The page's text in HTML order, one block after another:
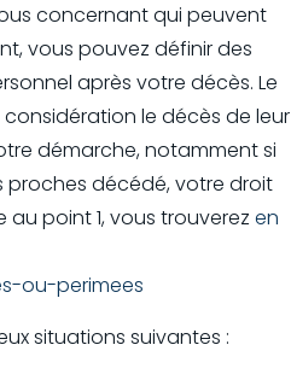
concernant qui peuvent
vous pouvez définir des
après votre décès. Le
le décès de leur
démarche, notamment si
proches décédé, votre droit
point 1, vous trouverez en
ou-perimees
situations suivantes :